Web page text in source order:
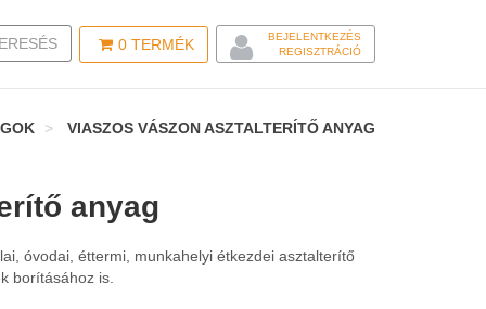
0 TERMÉK
BEJELENTKEZÉS
REGISZTRÁCIÓ
SEARCH
VIASZOS VÁSZON ASZTALTERÍTŐ ANYAG
anyag
óvodai, éttermi, munkahelyi étkezdei asztalterítő
borításához is.